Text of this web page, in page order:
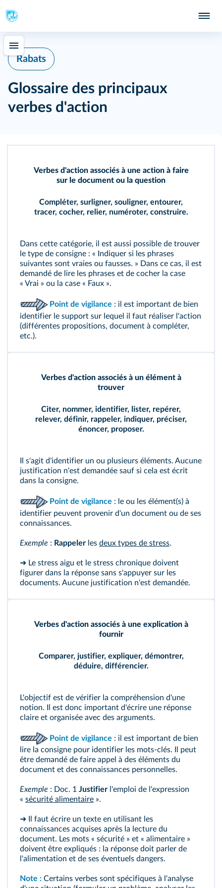
Rabats
Glossaire des principaux
verbes d'action
Verbes d'action associés à une action à faire
sur le document ou la question
Compléter, surligner, souligner, entourer,
tracer, cocher, relier, numéroter, construire.
Dans cette catégorie, il est aussi possible de trouver
le type de consigne : « Indiquer si les phrases
suivantes sont vraies ou fausses. » Dans ce cas, il est
demandé de lire les phrases et de cocher la case
« Vrai » ou la case « Faux ».
Point de vigilance : il est important de bien
identifier le support sur lequel il faut réaliser l'action
(différentes propositions, document à compléter,
etc.).
Verbes d'action associés à un élément à
trouver
Citer, nommer, identifier, lister, repérer,
relever, définir, rappeler, indiquer, préciser,
énoncer, proposer.
Il s'agit d'identifier un ou plusieurs éléments. Aucune
justification n'est demandée sauf si cela est écrit
dans la consigne.
Point de vigilance : le ou les élément(s) à
identifier peuvent provenir d'un document ou de ses
connaissances.
Exemple : Rappeler les deux types de stress.
➜ Le stress aigu et le stress chronique doivent
figurer dans la réponse sans s'appuyer sur les
documents. Aucune justification n'est demandée.
Verbes d'action associés à une explication à
fournir
Comparer, justifier, expliquer, démontrer,
déduire, différencier.
L'objectif est de vérifier la compréhension d'une
notion. Il est donc important d'écrire une réponse
claire et organisée avec des arguments.
Point de vigilance : il est important de bien
lire la consigne pour identifier les mots-clés. Il peut
être demandé de faire appel à des éléments du
document et des connaissances personnelles.
Exemple : Doc. 1 Justifier l'emploi de l'expression
« sécurité alimentaire ».
➜ Il faut écrire un texte en utilisant les
connaissances acquises après la lecture du
document. Les mots « sécurité » et « alimentaire »
doivent être expliqués : la réponse doit parler de
l'alimentation et de ses éventuels dangers.
Note : Certains verbes sont spécifiques à l'analyse